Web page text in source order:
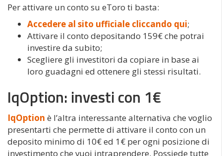
Per attivare un conto su eToro ti basta:
Accedere al sito ufficiale cliccando qui;
Attivare il conto depositando 159€ che potrai
investire da subito;
Scegliere gli investitori da copiare in base ai
loro guadagni ed ottenere gli stessi risultati.
IqOption: investi con 1€
IqOption è l’altra interessante alternativa che voglio
presentarti che permette di attivare il conto con un
deposito minimo di 10€ ed 1€ per ogni posizione di
investimento che vuoi intraprendere. Possiede tutte